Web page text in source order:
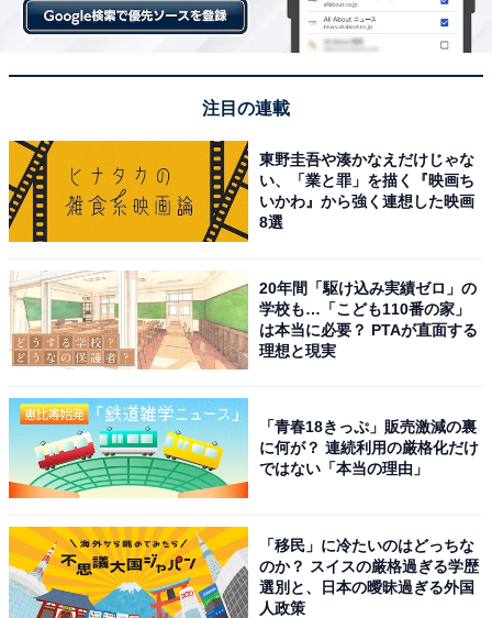
くの映画や舞台、テレビドラマに出演しています。2008
年には2人で「ET×2」（ETかける2）という演劇ユニッ
トを結成。2022年には佑さんが監督を務めた映画
『ippo』に時生さんが出演するなど、きょうだいで活躍
しています。
回答者からは「個人個人が実力がありすてきな家族だと
思う」（50代女性／埼玉県）、「この一家が出ている映
代女性／埼玉県）、「イメージが良くて家族仲も良さそ
うなので好きです」（30代女性／埼玉県）などのコメン
トが寄せられました。
※回答者からのコメントは原文ママです
この記事の筆者：熊谷ショウコ
テーマを中心に執筆しています。趣味は富士山の撮影や
献血。保護猫2匹と暮らしています。
注目の連載
東野圭吾や湊かなえだけじゃな
い、「業と罪」を描く『映画ち
いかわ』から強く連想した映画
8選
20年間「駆け込み実績ゼロ」の
学校も…「こども110番の家」
は本当に必要？ PTAが直面する
理想と現実
「青春18きっぷ」販売激減の裏
に何が？ 連続利用の厳格化だけ
ではない「本当の理由」
「移民」に冷たいのはどっちな
のか？ スイスの厳格過ぎる学歴
選別と、日本の曖昧過ぎる外国
人政策